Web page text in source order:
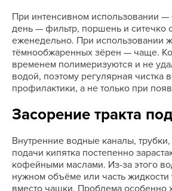
При интенсивном использовании
день — фильтр, поршень и ситечко
еженедельно. При использовании
тёмнообжаренных зёрен — чаще.
временем полимеризуются и не
водой, поэтому регулярная чистка
профилактики, а не только при
Засорение тракта
Внутренние водные каналы,
подачи кипятка постепенно
кофейными маслами. Из-за этого
нужном объёме или часть жидкости